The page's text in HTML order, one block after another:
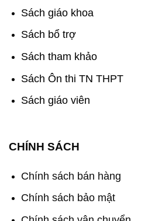
Sách giáo khoa
Sách bổ trợ
Sách tham khảo
Sách Ôn thi TN THPT
Sách giáo viên
CHÍNH SÁCH
Chính sách bán hàng
Chính sách bảo mật